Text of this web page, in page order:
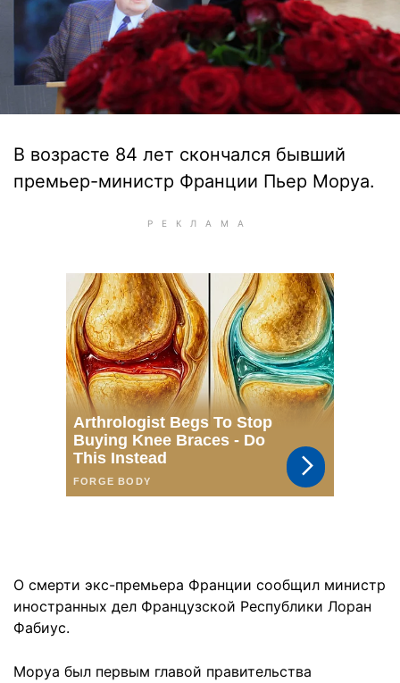
В возрасте 84 лет скончался бывший
премьер-министр Франции Пьер Моруа.
О смерти экс-премьера Франции сообщил министр
иностранных дел Французской Республики Лоран
Фабиус.
Моруа был первым главой правительства